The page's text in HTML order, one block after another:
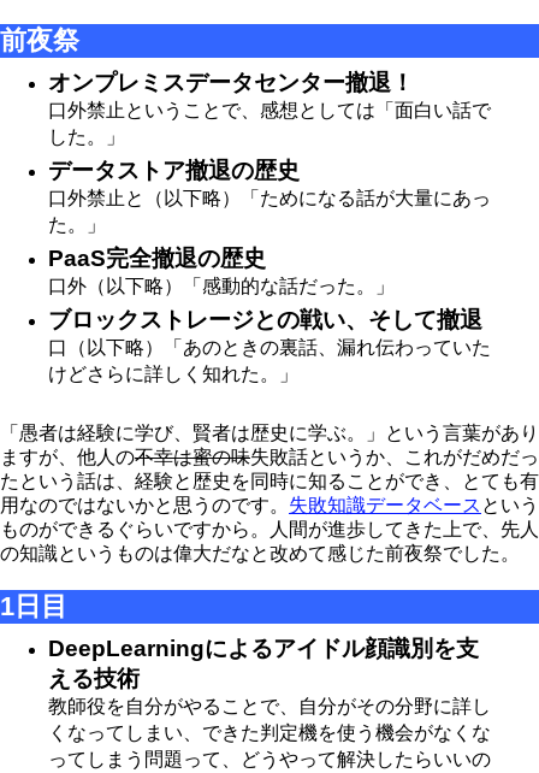
前夜祭
オンプレミスデータセンター撤退！
口外禁止ということで、感想としては「面白い話で
した。」
データストア撤退の歴史
口外禁止と（以下略）「ためになる話が大量にあっ
た。」
PaaS完全撤退の歴史
口外（以下略）「感動的な話だった。」
ブロックストレージとの戦い、そして撤退
口（以下略）「あのときの裏話、漏れ伝わっていた
けどさらに詳しく知れた。」
「愚者は経験に学び、賢者は歴史に学ぶ。」という言葉があり
ますが、他人の不幸は蜜の味失敗話というか、これがだめだっ
たという話は、経験と歴史を同時に知ることができ、とても有
用なのではないかと思うのです。 失敗知識データベース という
ものができるぐらいですから。人間が進歩してきた上で、先人
の知識というものは偉大だなと改めて感じた前夜祭でした。
1日目
DeepLearningによるアイドル顔識別を支
える技術
教師役を自分がやることで、自分がその分野に詳し
くなってしまい、できた判定機を使う機会がなくな
ってしまう問題って、どうやって解決したらいいの